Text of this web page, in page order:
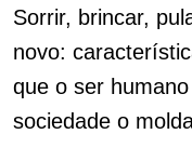
Sorrir, brincar,
novo:
que o ser
sociedade o